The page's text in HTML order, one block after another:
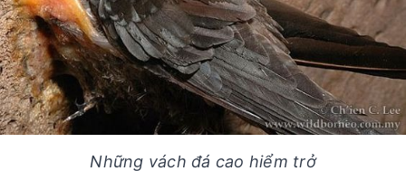
Những vách đá cao hiểm trở